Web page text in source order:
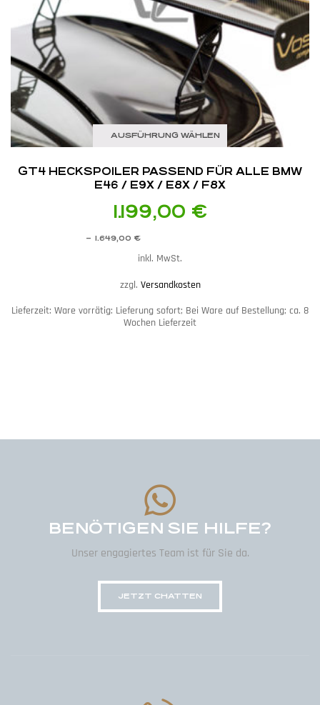
AUSFÜHRUNG WÄHLEN
GT4 HECKSPOILER PASSEND FÜR ALLE BMW
E46 / E9X / E8X / F8X
1.199,00 €
– 1.649,00 €
inkl. MwSt.
zzgl. Versandkosten
Lieferzeit: Ware vorrätig: Lieferung sofort; Bei Ware auf Bestellung; ca. 8
Wochen Lieferzeit
BENÖTIGEN SIE HILFE?
Unser engagiertes Team ist für Sie da.
JETZT CHATTEN